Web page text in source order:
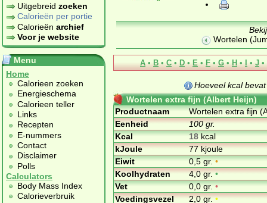
Uitgebreid zoeken
Calorieën per portie
Calorieën archief
Voor je website
Menu
Home
Calorieen zoeken
Energieschema
Calorieen teller
Links
Recepten
E-nummers
Contact
Disclaimer
Polls
Calculators
Body Mass Index
Calorieverbruik
Wortelen
A • B • C • D • E • F • G • H • I • J •
Hoeveel kcal
Wortelen extra fijn (Albert Heijn)
Productnaam
Wortelen extra fijn
Eenheid
100 gr.
Kcal
18kcal
kJoule
77 kjoule
Eiwit
0,5 gr.•
Koolhydraten
4,0 gr.•
Vet
0,0 gr.•
Voedingsvezel
2,0 gr.•